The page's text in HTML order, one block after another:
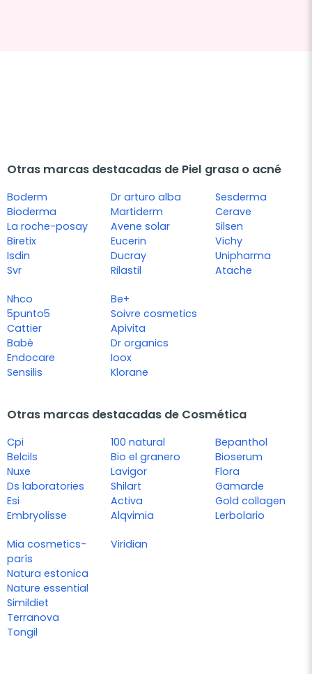
Otras marcas destacadas de Piel grasa o acné
Boderm
Bioderma
La roche-posay
Biretix
Isdin
Svr
Dr arturo alba
Martiderm
Avene solar
Eucerin
Ducray
Rilastil
Sesderma
Cerave
Silsen
Vichy
Unipharma
Atache
Nhco
5punto5
Cattier
Babé
Endocare
Sensilis
Be+
Soivre cosmetics
Apivita
Dr organics
Ioox
Klorane
Otras marcas destacadas de Cosmética
Cpi
Belcils
Nuxe
Ds laboratories
Esi
Embryolisse
100 natural
Bio el granero
Lavigor
Shilart
Activa
Alqvimia
Bepanthol
Bioserum
Flora
Gamarde
Gold collagen
Lerbolario
Mia cosmetics-
parís
Natura estonica
Nature essential
Simildiet
Terranova
Tongil
Viridian